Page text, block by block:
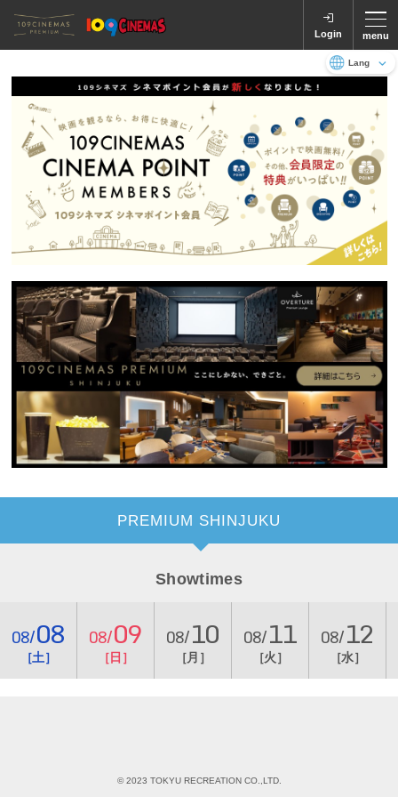
Login menu
PREMIUM SHINJUKU
Showtimes
08/08
［土］
08/09
［日］
08/10
［月］
08/11
［火］
08/12
［水］
© 2023 TOKYU RECREATION CO.,LTD.